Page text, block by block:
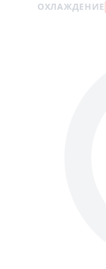
ОХЛАЖДЕНИЕ